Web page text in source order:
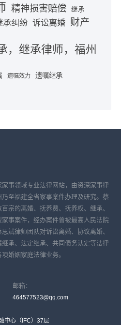
精神损害赔偿 继承
承纠纷 诉讼离婚 财产
，继承律师，福州
遗嘱效力 遗嘱继承
事领域专业法律网站，由资深家事律
至福建全省家事案件办理及研究。蔡
宗的离婚、抚养费、抚养权、继承、
事案件，经办案件曾被最高人民法院
斌律师团队对诉讼离婚、协议离婚、
承、法定继承、共同债务认定等法律
婚姻家庭法律业务。
邮箱：
464577523@qq.com
中心（IFC）37层